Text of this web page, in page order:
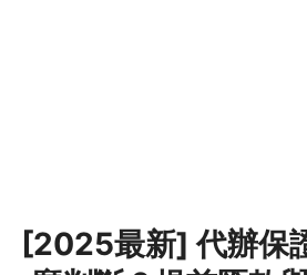
[2025最新] 代辦保